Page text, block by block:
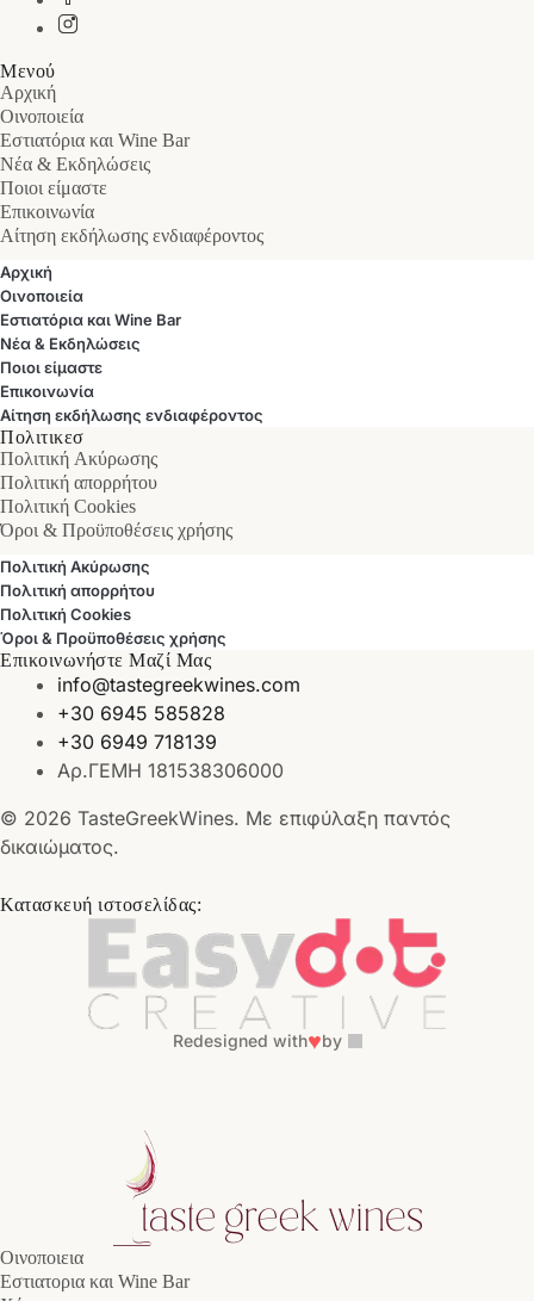
Μενού
Αρχική
Οινοποιεία
Εστιατόρια και Wine Bar
Νέα & Εκδηλώσεις
Ποιοι είμαστε
Επικοινωνία
Αίτηση εκδήλωσης ενδιαφέροντος
Αρχική
Οινοποιεία
Εστιατόρια και Wine Bar
Νέα & Εκδηλώσεις
Ποιοι είμαστε
Επικοινωνία
Αίτηση εκδήλωσης ενδιαφέροντος
Πολιτικεσ
Πολιτική Ακύρωσης
Πολιτική απορρήτου
Πολιτική Cookies
Όροι & Προϋποθέσεις χρήσης
Πολιτική Ακύρωσης
Πολιτική απορρήτου
Πολιτική Cookies
Όροι & Προϋποθέσεις χρήσης
Επικοινωνήστε Μαζί Μας
info@tastegreekwines.com
+30 6945 585828
+30 6949 718139
Αρ.ΓΕΜΗ 181538306000
© 2026 TasteGreekWines. Με επιφύλαξη παντός
δικαιώματος.
Κατασκευή ιστοσελίδας:
Redesigned with ♥by
Οινοποιεια
Εστιατορια και Wine Bar